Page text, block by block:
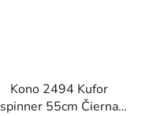
Kono 2494 Kufor
spinner 55cm Čierna